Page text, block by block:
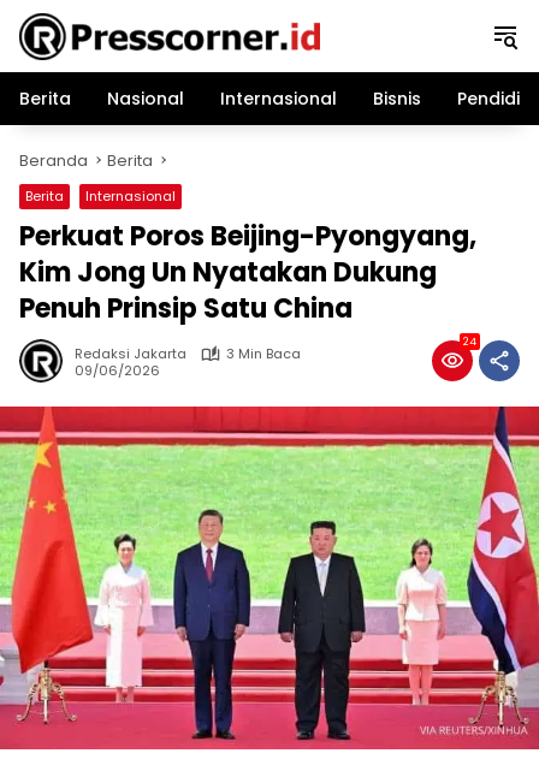
Langsung
konten
Berita
Nasional Internasional Bisnis
Beranda Berita
Berita Internasional
Perkuat Poros Beijing-Pyongyang,
Kim Jong Un Nyatakan Dukung
Penuh Prinsip Satu China
Redaksi Jakarta
3 Min Baca
09/06/2026
24